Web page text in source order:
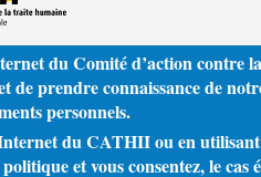
du Comité d’action contre
prendre connaissance de
personnels.
du CATHII ou en utilisant
et vous consentez, le cas